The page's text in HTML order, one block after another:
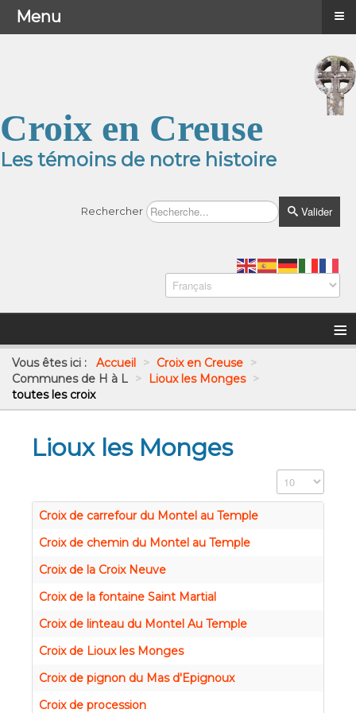
Croix en Creuse
Les témoins de notre histoire
Rechercher Valider
≡
Vous êtes ici : Accueil > Croix en Creuse >
Communes de H à L > Lioux les Monges >
toutes les croix
Lioux les Monges
Affichage #
Croix de carrefour du Montel au Temple
Croix de chemin du Montel au Temple
Croix de la Croix Neuve
Croix de la fontaine Saint Martial
Croix de linteau du Montel Au Temple
Croix de Lioux les Monges
Croix de pignon du Mas d'Epignoux
Croix de procession
Menu ≡
Menu ≡